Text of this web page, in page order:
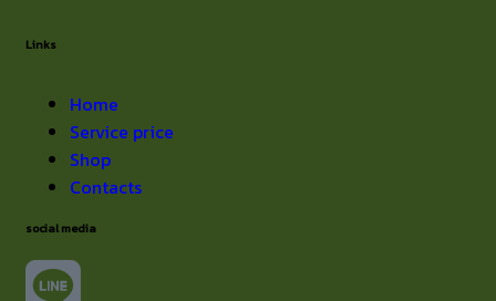
Links
Home
Service price
Shop
Contacts
social media